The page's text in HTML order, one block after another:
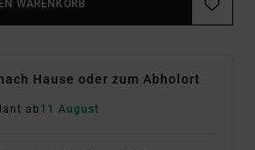
WARENKORB
Hause oder zum Abholort
ab 11 August